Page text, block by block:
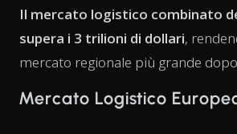
Il mercato logistico combinato
supera i 3 trilioni di dollari,
mercato regionale più grande dopo
Mercato Logistico